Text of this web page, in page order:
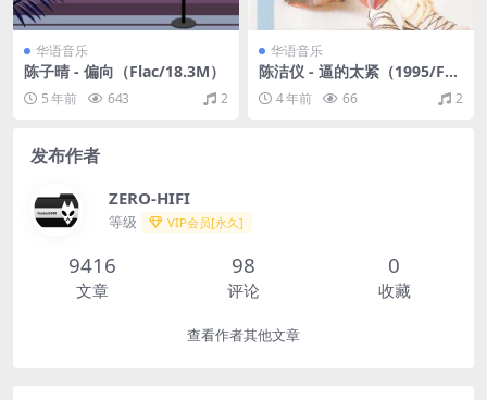
华语音乐
陈子晴 - 偏向（Flac/18.3M）
5 年前 643 2
华语音乐
陈洁仪 - 逼的太紧（1995/FL
AC/分轨/258M）
4 年前 66 2
发布作者
ZERO-HIFI
等级 VIP会员[永久]
9416
文章
98
评论
0
收藏
查看作者其他文章